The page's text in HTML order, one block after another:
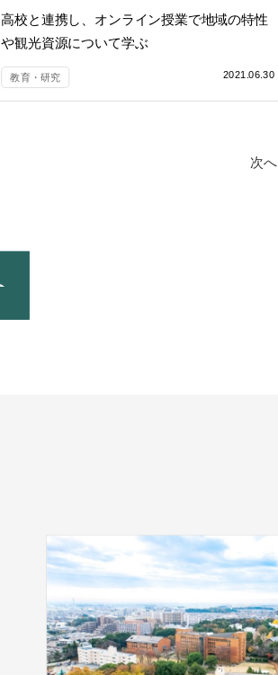
高校と連携し、オンライン授業で地域の特性
や観光資源について学ぶ
教育・研究 2021.06.30
次へ